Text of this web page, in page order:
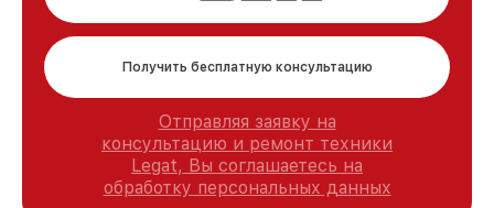
Получить бесплатную консультацию
Отправляя заявку на
консультацию и ремонт техники
Legat, Вы соглашаетесь на
обработку персональных данных